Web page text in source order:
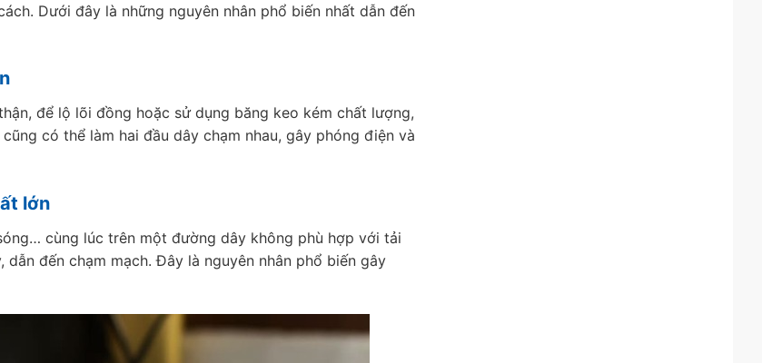
Dưới đây là những nguyên nhân phổ biến nhất dẫn đến
để lộ lõi đồng hoặc sử dụng băng keo kém chất lượng,
có thể làm hai đầu dây chạm nhau, gây phóng điện và
lớn
cùng lúc trên một đường dây không phù hợp với tải
đến chạm mạch. Đây là nguyên nhân phổ biến gây